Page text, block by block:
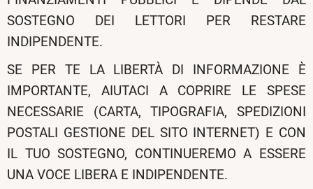
SOSTEGNO DEI LETTORI PER RESTARE
INDIPENDENTE.
SE PER TE LA LIBERTÀ DI INFORMAZIONE È
IMPORTANTE, AIUTACI A COPRIRE LE SPESE
NECESSARIE (CARTA, TIPOGRAFIA, SPEDIZIONI
POSTALI GESTIONE DEL SITO INTERNET) E CON
IL TUO SOSTEGNO, CONTINUEREMO A ESSERE
UNA VOCE LIBERA E INDIPENDENTE.